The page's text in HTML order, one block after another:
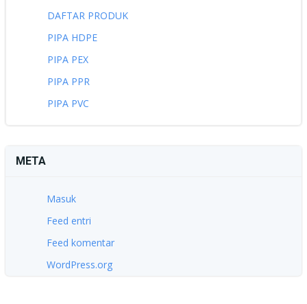
DAFTAR PRODUK
PIPA HDPE
PIPA PEX
PIPA PPR
PIPA PVC
META
Masuk
Feed entri
Feed komentar
WordPress.org